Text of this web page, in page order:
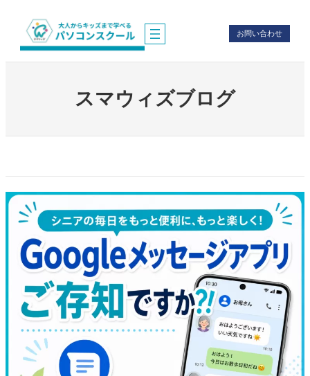
キ
お問い合わせ
スマウィズブログ